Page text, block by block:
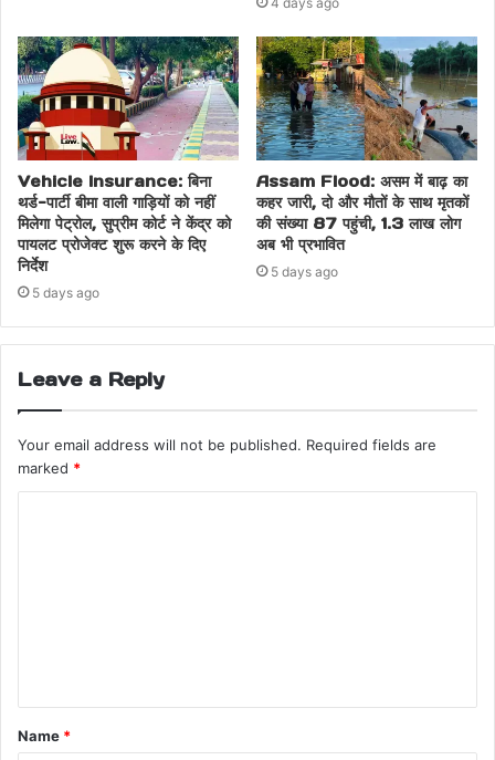
Vehicle Insurance: बिना
थर्ड-पार्टी बीमा वाली गाड़ियों को नहीं
मिलेगा पेट्रोल, सुप्रीम कोर्ट ने केंद्र को
पायलट प्रोजेक्ट शुरू करने के दिए
निर्देश
5 days ago
Assam Flood: असम में बाढ़ का
कहर जारी, दो और मौतों के साथ मृतकों
की संख्या 87 पहुंची, 1.3 लाख लोग
अब भी प्रभावित
5 days ago
Leave a Reply
Your email address will not be published. Required fields are
marked *
Name *